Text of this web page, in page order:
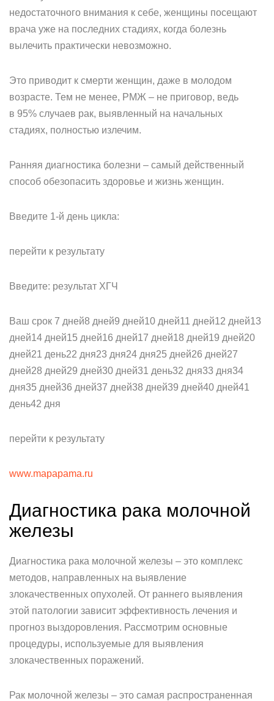
недостаточного внимания к себе, женщины посещают
врача уже на последних стадиях, когда болезнь
вылечить практически невозможно.
Это приводит к смерти женщин, даже в молодом
возрасте. Тем не менее, РМЖ – не приговор, ведь
в 95% случаев рак, выявленный на начальных
стадиях, полностью излечим.
Ранняя диагностика болезни – самый действенный
способ обезопасить здоровье и жизнь женщин.
Введите 1-й день цикла:
перейти к результату
Введите: результат ХГЧ
Ваш срок 7 дней8 дней9 дней10 дней11 дней12 дней13
дней14 дней15 дней16 дней17 дней18 дней19 дней20
дней21 день22 дня23 дня24 дня25 дней26 дней27
дней28 дней29 дней30 дней31 день32 дня33 дня34
дня35 дней36 дней37 дней38 дней39 дней40 дней41
день42 дня
перейти к результату
www.mapapama.ru
Диагностика рака молочной
железы
Диагностика рака молочной железы – это комплекс
методов, направленных на выявление
злокачественных опухолей. От раннего выявления
этой патологии зависит эффективность лечения и
прогноз выздоровления. Рассмотрим основные
процедуры, используемые для выявления
злокачественных поражений.
Рак молочной железы – это самая распространенная